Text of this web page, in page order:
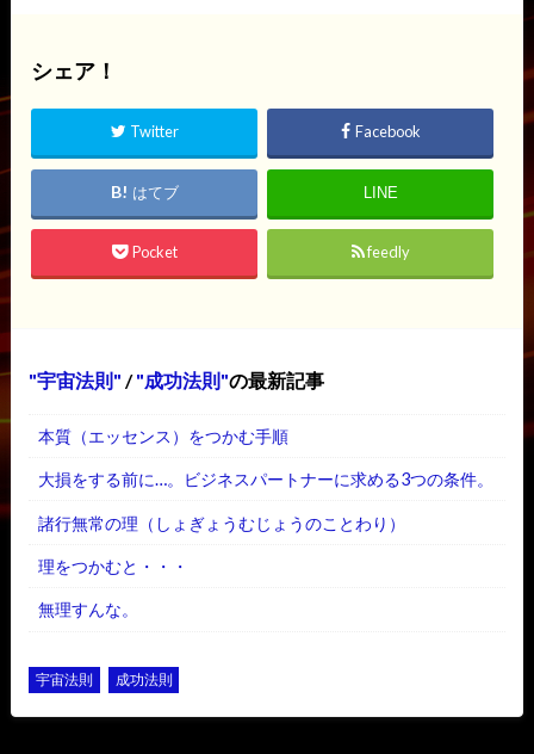
シェア！
Twitter Facebook
はてブ LINE
Pocket feedly
宇宙法則 / 成功法則 の最新記事
本質（エッセンス）をつかむ手順
大損をする前に…。ビジネスパートナーに求める3つの条件。
諸行無常の理（しょぎょうむじょうのことわり）
理をつかむと・・・
無理すんな。
宇宙法則 成功法則